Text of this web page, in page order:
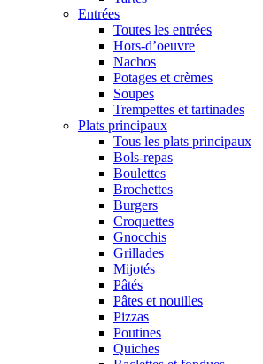
Entrées
Toutes les entrées
Hors-d’oeuvre
Nachos
Potages et crèmes
Soupes
Trempettes et tartinades
Plats principaux
Tous les plats principaux
Bols-repas
Boulettes
Brochettes
Burgers
Croquettes
Gnocchis
Grillades
Mijotés
Pâtés
Pâtes et nouilles
Pizzas
Poutines
Quiches